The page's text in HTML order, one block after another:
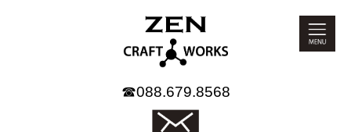
☎088.679.8568